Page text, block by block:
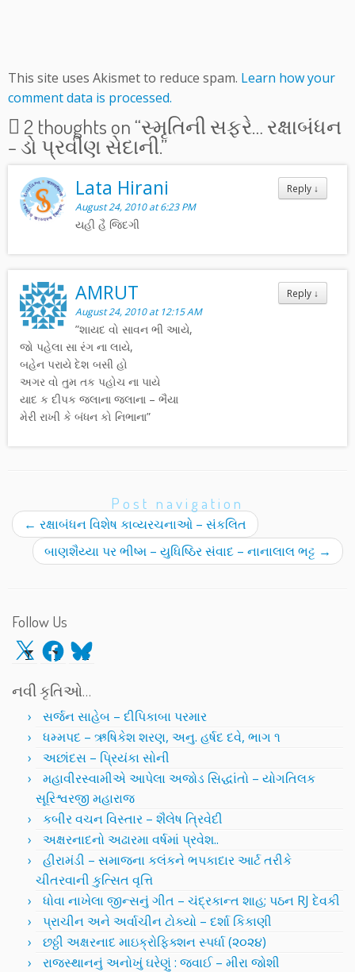
This site uses Akismet to reduce spam. Learn how your
comment data is processed.
2 thoughts on “સ્મૃતિની સફરે… રક્ષાબંધન
– ડો પ્રવીણ સેદાની.”
Reply ↓
Lata Hirani
August 24, 2010 at 6:23 PM
યહી હૈ જિદગી
Reply ↓
AMRUT
August 24, 2010 at 12:15 AM
”શાયદ વો સાવન ભી આયે,
જો પહેલા સા રંગ ના લાયે,
બહેન પરાયે દેશ બસી હો
અગર વો તુમ તક પહોચ ના પાયે
યાદ ક દીપક જલાના જલાના – ભૈયા
મેરી રાખી કે બંધન કો નિભાના”
Post navigation
← રક્ષાબંધન વિશેષ કાવ્યરચનાઓ – સંકલિત
બાણશૈય્યા પર ભીષ્મ – યુધિષ્ઠિર સંવાદ – નાનાલાલ ભટ્ટ →
Follow Us
X Facebook
Bluesky
નવી કૃતિઓ…
સર્જન સાહેબ – દીપિકાબા પરમાર
ધમ્મપદ – ઋષિકેશ શરણ, અનુ. હર્ષદ દવે, ભાગ ૧
અછાંદસ – પ્રિયંકા સોની
મહાવીરસ્વામીએ આપેલા અજોડ સિદ્ધાંતો – યોગતિલક
સૂરિશ્વરજી મહારાજ
કબીર વચન વિસ્તાર – શૈલેષ ત્રિવેદી
અક્ષરનાદનો અઢારમા વર્ષમાં પ્રવેશ..
હીરામંડી – સમાજના કલંકને ભપકાદાર આર્ટ તરીકે
ચીતરવાની કુત્સિત વૃત્તિ
ધોવા નાખેલા જીન્સનું ગીત – ચંદ્રકાન્ત શાહ; પઠન RJ દેવકી
પ્રાચીન અને અર્વાચીન ટોક્યો – દર્શા કિકાણી
છઠ્ઠી અક્ષરનાદ માઇક્રોફિક્શન સ્પર્ધા (૨૦૨૪)
રાજસ્થાનનું અનોખું ઘરેણું : જવાઈ – મીરા જોશી